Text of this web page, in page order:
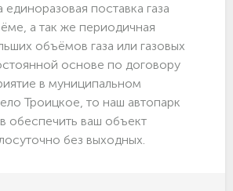
поставка газа
а так же периодичная
объёмов газа или газовых
основе по договору
в муниципальном
Троицкое, то наш автопарк
обеспечить ваш объект
без выходных.